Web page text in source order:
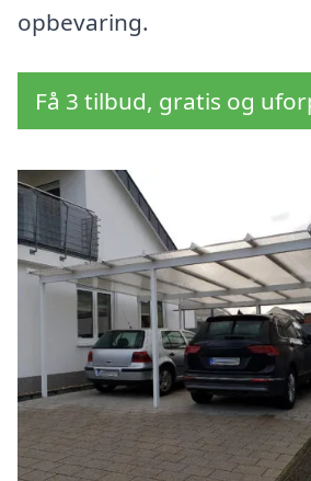
opbevaring.
Få 3 tilbud, gratis og